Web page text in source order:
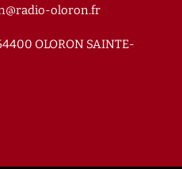
oloron.fr
OLORON SAINTE-